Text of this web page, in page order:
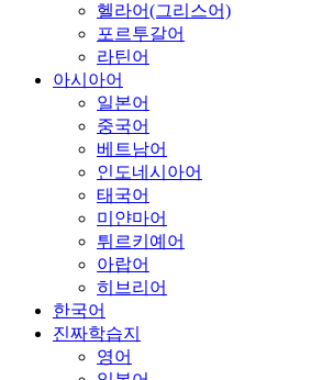
헬라어(그리스어)
포르투갈어
라틴어
아시아어
일본어
중국어
베트남어
인도네시아어
태국어
미얀마어
튀르키예어
아랍어
히브리어
한국어
진짜학습지
영어